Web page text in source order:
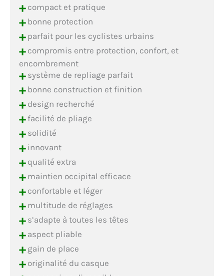
+compact et pratique
+bonne protection
+parfait pour les cyclistes urbains
+compromis entre protection, confort, et
encombrement
+système de repliage parfait
+bonne construction et finition
+design recherché
+facilité de pliage
+solidité
+innovant
+qualité extra
+maintien occipital efficace
+confortable et léger
+multitude de réglages
+s’adapte à toutes les têtes
+aspect pliable
+gain de place
+originalité du casque